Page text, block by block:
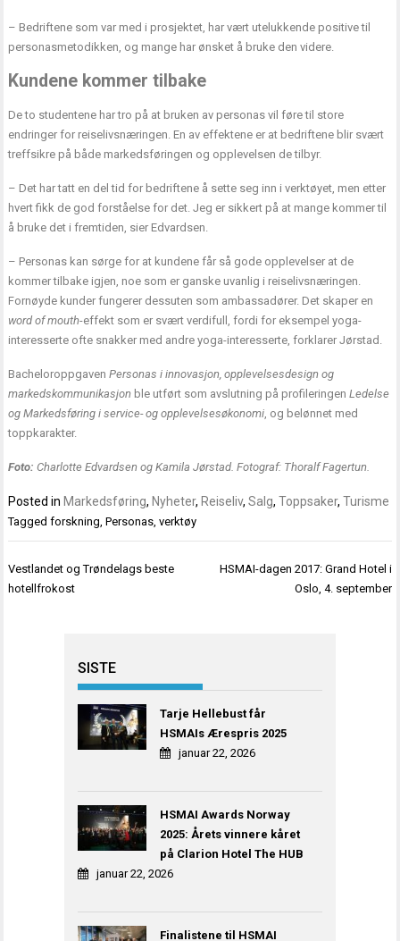
– Bedriftene som var med i prosjektet, har vært utelukkende positive til
personasmetodikken, og mange har ønsket å bruke den videre.
Kundene kommer tilbake
De to studentene har tro på at bruken av personas vil føre til store
endringer for reiselivsnæringen. En av effektene er at bedriftene blir svært
treffsikre på både markedsføringen og opplevelsen de tilbyr.
– Det har tatt en del tid for bedriftene å sette seg inn i verktøyet, men etter
hvert fikk de god forståelse for det. Jeg er sikkert på at mange kommer til
å bruke det i fremtiden, sier Edvardsen.
– Personas kan sørge for at kundene får så gode opplevelser at de
kommer tilbake igjen, noe som er ganske uvanlig i reiselivsnæringen.
Fornøyde kunder fungerer dessuten som ambassadører. Det skaper en
word of mouth-effekt som er svært verdifull, fordi for eksempel yoga-
interesserte ofte snakker med andre yoga-interesserte, forklarer Jørstad.
BacheloroppgavenPersonas i innovasjon, opplevelsesdesign og
markedskommunikasjon ble utført som avslutning på profileringenLedelse
og Markedsføring i service- og opplevelsesøkonomi, og belønnet med
toppkarakter.
Foto: Charlotte Edvardsen og Kamila Jørstad. Fotograf: Thoralf Fagertun.
Posted in Markedsføring, Nyheter, Reiseliv,Salg,Toppsaker,Turisme
Taggedforskning,Personas,verktøy
Innleggsnavigasjon
Vestlandet og Trøndelags beste
hotellfrokost
HSMAI-dagen 2017: Grand Hotel i
Oslo, 4. september
SISTE
Tarje Hellebust får
HSMAIs Ærespris 2025
januar 22, 2026
HSMAI Awards Norway
2025: Årets vinnere kåret
på Clarion Hotel The HUB
januar 22, 2026
Finalistene til HSMAI